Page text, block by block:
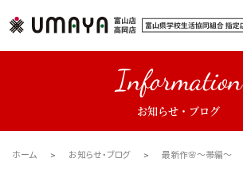
Information
お知らせ・ブログ
ホーム お知らせ・ブログ 最新作🌸～帯編～